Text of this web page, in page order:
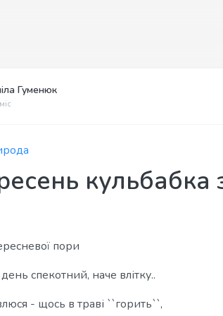
Гуменюк
кульбабка
пори
спекотний, наче влітку..
- щось в траві ``горить``,